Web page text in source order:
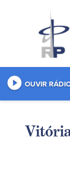
play_circle_filled OUVIR